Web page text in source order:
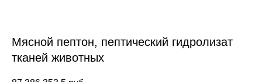
Мясной пептон, пептический гидролизат
тканей животных